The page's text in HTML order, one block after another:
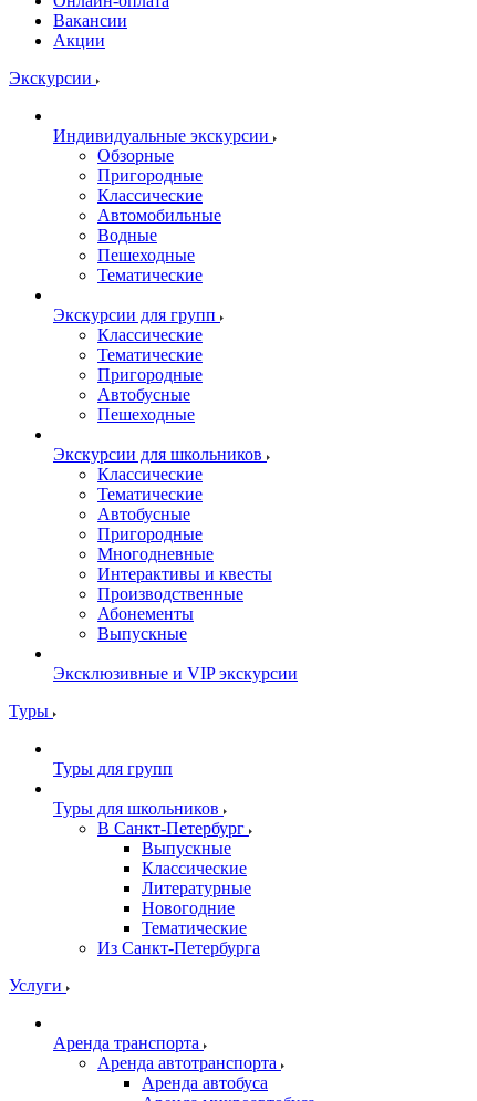
Вакансии
Акции
Экскурсии
Индивидуальные экскурсии
Обзорные
Пригородные
Классические
Автомобильные
Водные
Пешеходные
Тематические
Экскурсии для групп
Классические
Тематические
Пригородные
Автобусные
Пешеходные
Экскурсии для школьников
Классические
Тематические
Автобусные
Пригородные
Многодневные
Интерактивы и квесты
Производственные
Абонементы
Выпускные
Эксклюзивные и VIP экскурсии
Туры
Туры для групп
Туры для школьников
В Санкт-Петербург
Выпускные
Классические
Литературные
Новогодние
Тематические
Из Санкт-Петербурга
Услуги
Аренда транспорта
Аренда автотранспорта
Аренда автобуса